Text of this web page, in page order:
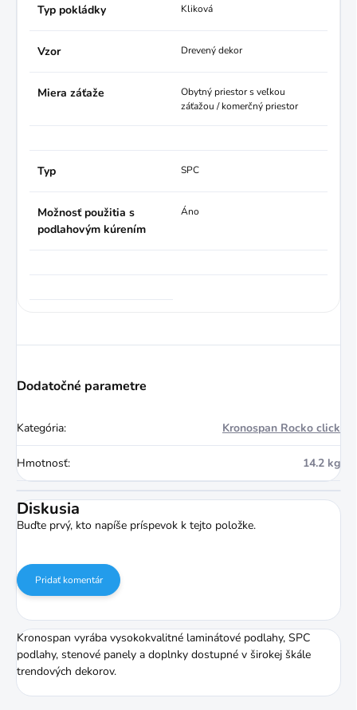
Typ pokládky Kliková
Vzor Drevený dekor
Miera záťaže
Obytný priestor s veľkou
záťažou / komerčný priestor
Typ SPC
Možnosť použitia s
podlahovým kúrením
Áno
Dodatočné parametre
Kategória: Kronospan Rocko click
Hmotnosť: 14.2 kg
Diskusia
Buďte prvý, kto napíše príspevok k tejto položke.
Pridať komentár
Kronospan vyrába vysokokvalitné laminátové podlahy, SPC
podlahy, stenové panely a doplnky dostupné v širokej škále
trendových dekorov.